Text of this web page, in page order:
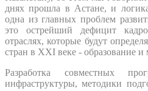
днях прошла в Астане, и
одна из главных проблем
это острейший дефицит
отраслях, которые будут
стран в XXI веке - образование и
Разработка совместных
инфраструктуры, методики